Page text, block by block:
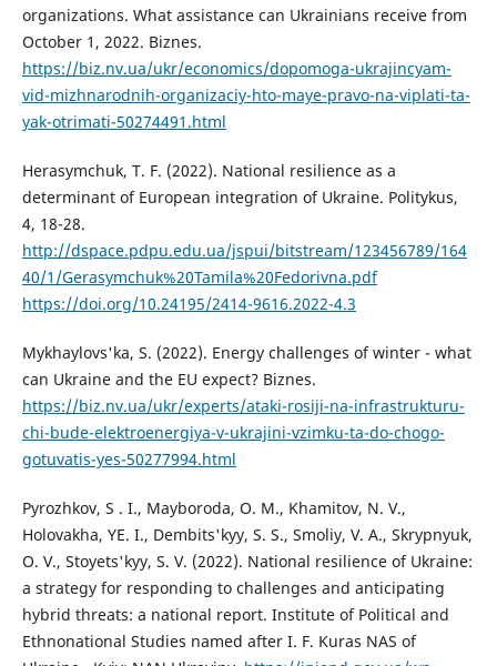
organizations. What assistance can Ukrainians receive from
October 1, 2022. Biznes.
https://biz.nv.ua/ukr/economics/dopomoga-ukrajincyam-
vid-mizhnarodnih-organizaciy-hto-maye-pravo-na-viplati-ta-
yak-otrimati-50274491.html
Herasymchuk, T. F. (2022). National resilience as a
determinant of European integration of Ukraine. Politykus,
4, 18-28.
http://dspace.pdpu.edu.ua/jspui/bitstream/123456789/164
40/1/Gerasymchuk%20Tamila%20Fedorivna.pdf
https://doi.org/10.24195/2414-9616.2022-4.3
Mykhaylovs'ka, S. (2022). Energy challenges of winter - what
can Ukraine and the EU expect? Biznes.
https://biz.nv.ua/ukr/experts/ataki-rosiji-na-infrastrukturu-
chi-bude-elektroenergiya-v-ukrajini-vzimku-ta-do-chogo-
gotuvatis-yes-50277994.html
Pyrozhkov, S . I., Mayboroda, O. M., Khamitov, N. V.,
Holovakha, YE. I., Dembits'kyy, S. S., Smoliy, V. A., Skrypnyuk,
O. V., Stoyets'kyy, S. V. (2022). National resilience of Ukraine:
a strategy for responding to challenges and anticipating
hybrid threats: a national report. Institute of Political and
Ethnonational Studies named after I. F. Kuras NAS of